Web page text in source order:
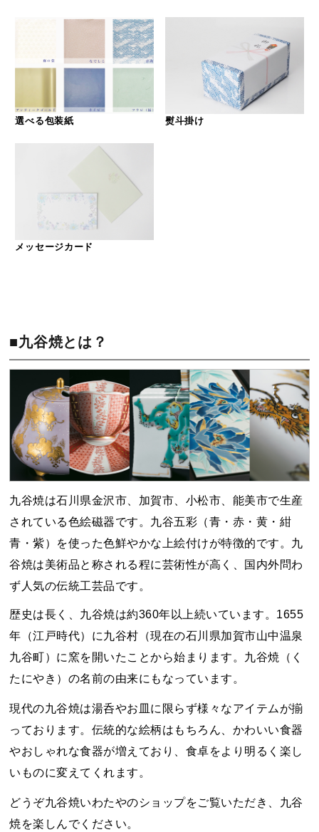
選べる包装紙 熨斗掛け
メッセージカード
■九谷焼とは？
九谷焼は石川県金沢市、加賀市、小松市、能美市で生産
されている色絵磁器です。九谷五彩（青・赤・黄・紺
青・紫）を使った色鮮やかな上絵付けが特徴的です。九
谷焼は美術品と称される程に芸術性が高く、国内外問わ
ず人気の伝統工芸品です。
歴史は長く、九谷焼は約360年以上続いています。1655
年（江戸時代）に九谷村（現在の石川県加賀市山中温泉
九谷町）に窯を開いたことから始まります。九谷焼（く
たにやき）の名前の由来にもなっています。
現代の九谷焼は湯呑やお皿に限らず様々なアイテムが揃
っております。伝統的な絵柄はもちろん、かわいい食器
やおしゃれな食器が増えており、食卓をより明るく楽し
いものに変えてくれます。
どうぞ九谷焼いわたやのショップをご覧いただき、九谷
焼を楽しんでください。